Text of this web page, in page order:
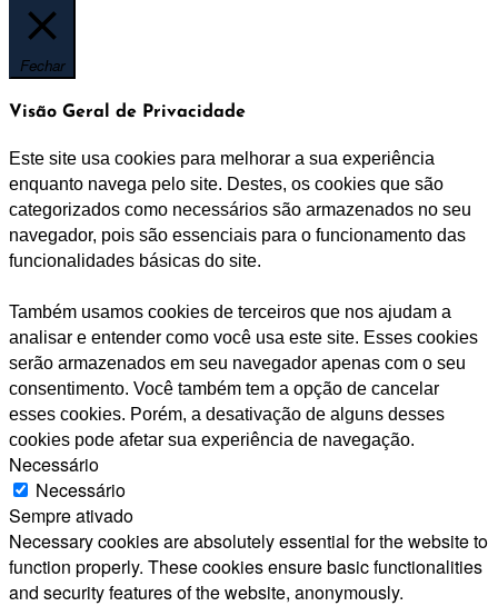
Fechar
Visão Geral de Privacidade
Este site usa cookies para melhorar a sua experiência
enquanto navega pelo site. Destes, os cookies que são
categorizados como necessários são armazenados no seu
navegador, pois são essenciais para o funcionamento das
funcionalidades básicas do site.
Também usamos cookies de terceiros que nos ajudam a
analisar e entender como você usa este site. Esses cookies
serão armazenados em seu navegador apenas com o seu
consentimento. Você também tem a opção de cancelar
esses cookies. Porém, a desativação de alguns desses
cookies pode afetar sua experiência de navegação.
Necessário
Necessário
Sempre ativado
Necessary cookies are absolutely essential for the website to
function properly. These cookies ensure basic functionalities
and security features of the website, anonymously.